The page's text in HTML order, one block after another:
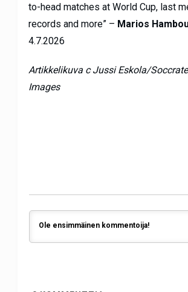
to-head matches at World Cup, last
records and more” – Marios
4.7.2026
Artikkelikuva c Jussi Eskola/
Images